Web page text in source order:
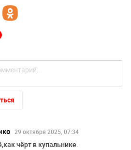
29 октября 2025, 07:34
чёрт в купальнике.